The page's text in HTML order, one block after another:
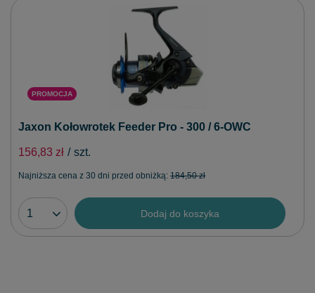
PROMOCJA
Jaxon Kołowrotek Feeder Pro - 300 / 6-OWC
156,83 zł / szt.
Najniższa cena z 30 dni przed obniżką: 184,50 zł
Dodaj do koszyka